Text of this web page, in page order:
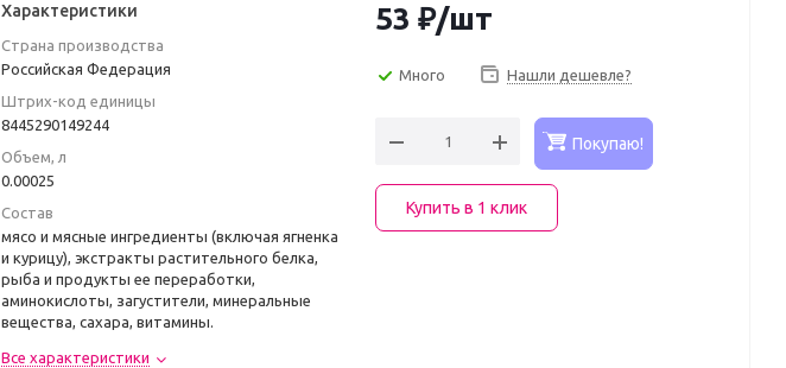
Характеристики
Страна производства
Российская Федерация
Штрих-код единицы
8445290149244
Объем, л
0.00025
Состав
мясо и мясные ингредиенты (включая ягненка
и курицу), экстракты растительного белка,
рыба и продукты ее переработки,
аминокислоты, загустители, минеральные
вещества, сахара, витамины.
Все характеристики
53 ₽/шт
Много Нашли дешевле?
Покупаю!
Купить в 1 клик